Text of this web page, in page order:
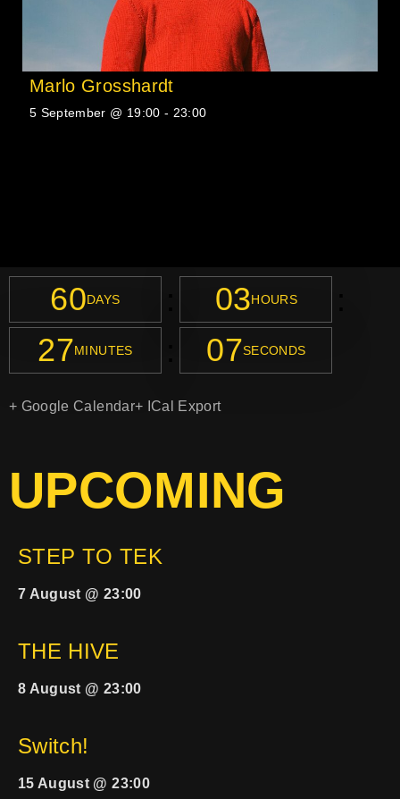
Marlo Grosshardt
5 September @ 19:00 - 23:00
60DAYS 03HOURS
27MINUTES 05SECONDS
+ Google Calendar+ ICal Export
UPCOMING
STEP TO TEK
7 August @ 23:00
THE HIVE
8 August @ 23:00
Switch!
15 August @ 23:00